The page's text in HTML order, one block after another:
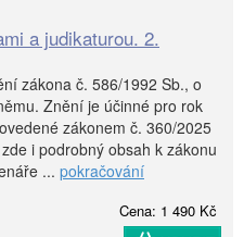
a judikaturou. 2.
zákona č. 586/1992 Sb., o
Znění je účinné pro rok
zákonem č. 360/2025
i podrobný obsah k zákonu
... pokračování
Cena: 1 490 Kč